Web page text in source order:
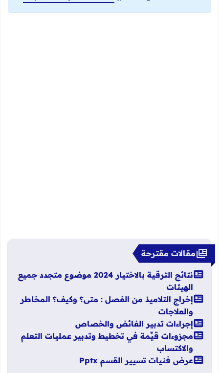
مقالات مقترحة
نتائج الترقية بالاختيار 2024 موضوع متجدد جميع
الهيئات
إخراج التلاميذ من الفصل : متى؟ وكيف؟ المخاطر
والعلاجات
إجراءات تدبير الفائض والخصاص
مجزوءات قيِّمة في تخطيط وتدبير عمليات التعلم
والاكتساب
عرض فنيات تسيير القسم Pptx